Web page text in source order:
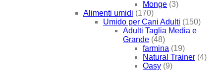
Monge (3)
Alimenti umidi (170)
Umido per Cani Adulti (150)
Adulti Taglia Media e
Grande (48)
farmina (19)
Natural Trainer (4)
Oasy (9)